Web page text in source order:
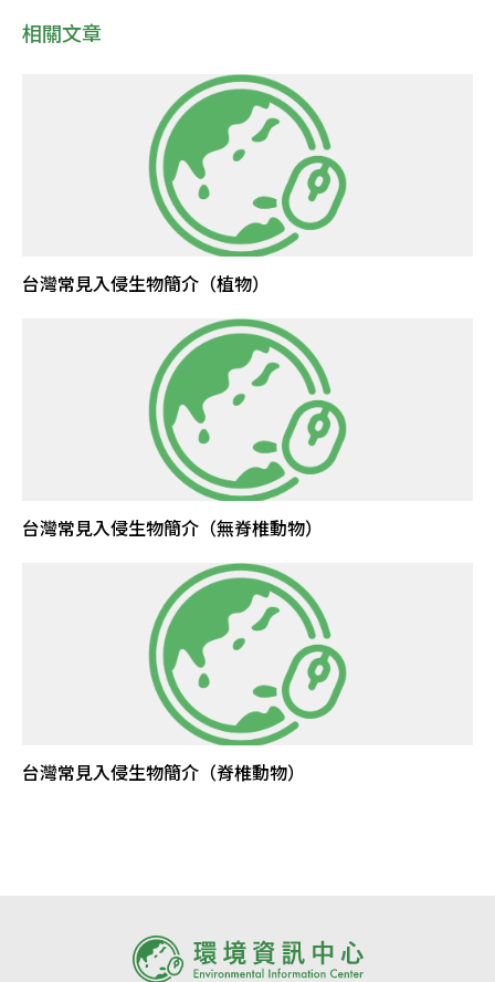
相關文章
台灣常見入侵生物簡介（植物）
台灣常見入侵生物簡介（無脊椎動物）
台灣常見入侵生物簡介（脊椎動物）